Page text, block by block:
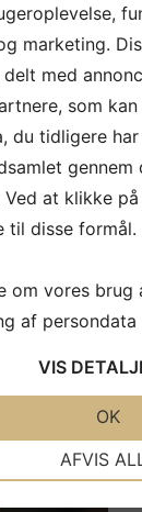
til dig for
marketing.
med
som
du tidligere
Ved at klikke
til disse formål.
om vores brug
af persondata
VIS
AFVIS
OK